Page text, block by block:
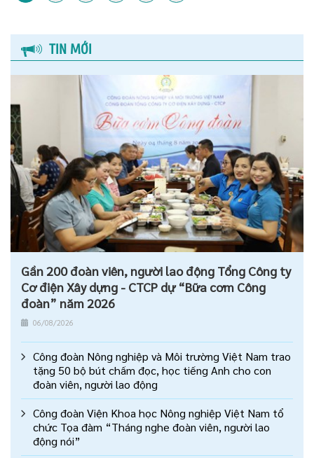
TIN MỚI
Gần 200 đoàn viên, người lao động Tổng Công ty
Cơ điện Xây dựng - CTCP dự “Bữa cơm Công
đoàn” năm 2026
06/08/2026
Công đoàn Nông nghiệp và Môi trường Việt Nam trao
tặng 50 bộ bút chấm đọc, học tiếng Anh cho con
đoàn viên, người lao động
Công đoàn Viện Khoa học Nông nghiệp Việt Nam tổ
chức Tọa đàm “Tháng nghe đoàn viên, người lao
động nói”